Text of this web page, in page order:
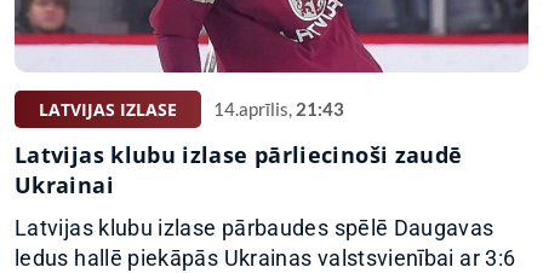
LATVIJAS IZLASE 14.aprīlis, 21:43
Latvijas klubu izlase pārliecinoši zaudē
Ukrainai
Latvijas klubu izlase pārbaudes spēlē Daugavas
ledus hallē piekāpās Ukrainas valstsvienībai ar 3:6